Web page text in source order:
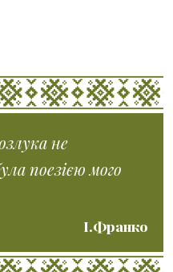
не
поезією мого
І.Франко